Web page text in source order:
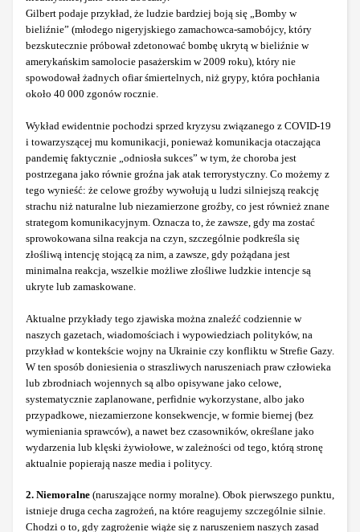
Gilbert podaje przykład, że ludzie bardziej boją się „Bomby w
bieliźnie” (młodego nigeryjskiego zamachowca-samobójcy, który
bezskutecznie próbował zdetonować bombę ukrytą w bieliźnie w
amerykańskim samolocie pasażerskim w 2009 roku), który nie
spowodował żadnych ofiar śmiertelnych, niż grypy, która pochłania
około 40 000 zgonów rocznie.
Wykład ewidentnie pochodzi sprzed kryzysu związanego z COVID-19
i towarzyszącej mu komunikacji, ponieważ komunikacja otaczająca
pandemię faktycznie „odniosła sukces” w tym, że choroba jest
postrzegana jako równie groźna jak atak terrorystyczny. Co możemy z
tego wynieść: że celowe groźby wywołują u ludzi silniejszą reakcję
strachu niż naturalne lub niezamierzone groźby, co jest również znane
strategom komunikacyjnym. Oznacza to, że zawsze, gdy ma zostać
sprowokowana silna reakcja na czyn, szczególnie podkreśla się
złośliwą intencję stojącą za nim, a zawsze, gdy pożądana jest
minimalna reakcja, wszelkie możliwe złośliwe ludzkie intencje są
ukryte lub zamaskowane.
Aktualne przykłady tego zjawiska można znaleźć codziennie w
naszych gazetach, wiadomościach i wypowiedziach polityków, na
przykład w kontekście wojny na Ukrainie czy konfliktu w Strefie Gazy.
W ten sposób doniesienia o straszliwych naruszeniach praw człowieka
lub zbrodniach wojennych są albo opisywane jako celowe,
systematycznie zaplanowane, perfidnie wykorzystane, albo jako
przypadkowe, niezamierzone konsekwencje, w formie biernej (bez
wymieniania sprawców), a nawet bez czasowników, określane jako
wydarzenia lub klęski żywiołowe, w zależności od tego, którą stronę
aktualnie popierają nasze media i politycy.
2. Niemoralne (naruszające normy moralne). Obok pierwszego punktu,
istnieje druga cecha zagrożeń, na które reagujemy szczególnie silnie.
Chodzi o to, gdy zagrożenie wiąże się z naruszeniem naszych zasad